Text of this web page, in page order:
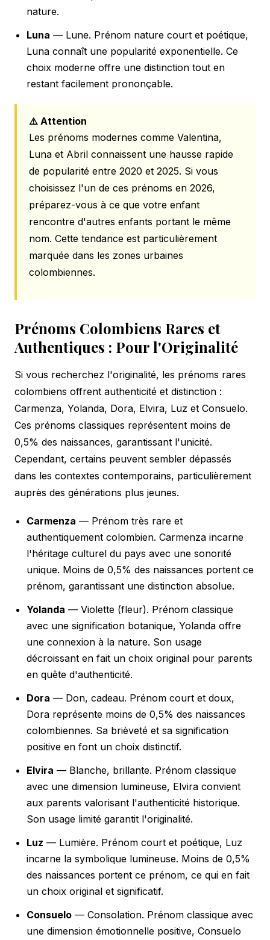
nature.
Luna — Lune. Prénom nature court et poétique,
Luna connaît une popularité exponentielle. Ce
choix moderne offre une distinction tout en
restant facilement prononçable.
⚠️ Attention
Les prénoms modernes comme Valentina,
Luna et Abril connaissent une hausse rapide
de popularité entre 2020 et 2025. Si vous
choisissez l'un de ces prénoms en 2026,
préparez-vous à ce que votre enfant
rencontre d'autres enfants portant le même
nom. Cette tendance est particulièrement
marquée dans les zones urbaines
colombiennes.
Prénoms Colombiens Rares et
Authentiques : Pour l'Originalité
Si vous recherchez l'originalité, les prénoms rares
colombiens offrent authenticité et distinction :
Carmenza, Yolanda, Dora, Elvira, Luz et Consuelo.
Ces prénoms classiques représentent moins de
0,5% des naissances, garantissant l'unicité.
Cependant, certains peuvent sembler dépassés
dans les contextes contemporains, particulièrement
auprès des générations plus jeunes.
Carmenza — Prénom très rare et
authentiquement colombien. Carmenza incarne
l'héritage culturel du pays avec une sonorité
unique. Moins de 0,5% des naissances portent ce
prénom, garantissant une distinction absolue.
Yolanda — Violette (fleur). Prénom classique
avec une signification botanique, Yolanda offre
une connexion à la nature. Son usage
décroissant en fait un choix original pour parents
en quête d'authenticité.
Dora — Don, cadeau. Prénom court et doux,
Dora représente moins de 0,5% des naissances
colombiennes. Sa brièveté et sa signification
positive en font un choix distinctif.
Elvira — Blanche, brillante. Prénom classique
avec une dimension lumineuse, Elvira convient
aux parents valorisant l'authenticité historique.
Son usage limité garantit l'originalité.
Luz — Lumière. Prénom court et poétique, Luz
incarne la symbolique lumineuse. Moins de 0,5%
des naissances portent ce prénom, ce qui en fait
un choix original et significatif.
Consuelo — Consolation. Prénom classique avec
une dimension émotionnelle positive, Consuelo